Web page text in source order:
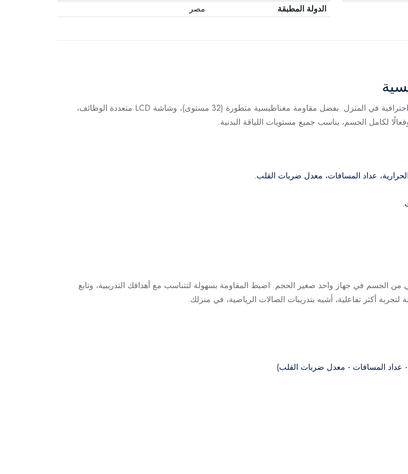
الدولة المطبقة
مصر
صُممت دراجة إنتر تراك الإهليلجية IT-E280 لتوفير تجربة تمرين احترافية في المنزل. بفضل مقاومة مغناطيسية متطورة (32 مستوى)، وشاشة LCD متعددة الوظائف،
لكامل الجسم، يناسب جميع مستويات اللياقة البدنية.
من الجسم في جهاز واحد صغير الحجم. اضبط المقاومة بسهولة لتتناسب مع أهدافك التدريبية، وتابع